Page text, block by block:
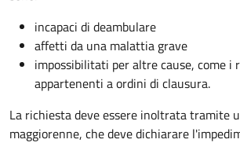
incapaci di deambulare
affetti da una malattia grave
impossibilitati per altre cause, come i
appartenenti a ordini di clausura.
La richiesta deve essere inoltrata tramite
maggiorenne, che deve dichiarare